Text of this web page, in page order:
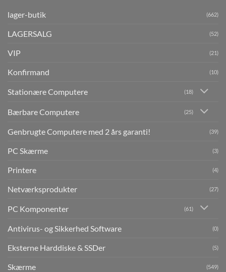
lager-butik (662)
LAGERSALG (52)
VIP (21)
Konfirmand (10)
Stationære Computere (18)
Bærbare Computere (25)
Genbrugte Computere med 2 års garanti! (39)
PC Skærme (3)
Printere (4)
Netværksprodukter (27)
PC Komponenter (61)
Antivirus- og Sikkerhed Software (0)
Eksterne Harddiske & SSDer (5)
Skærme (549)